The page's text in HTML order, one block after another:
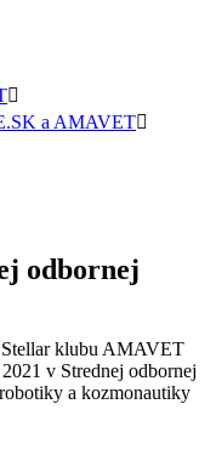
a AMAVET
odbornej
klubu AMAVET
v Strednej odbornej
a kozmonautiky